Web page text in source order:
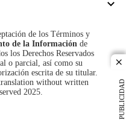
PUBLICIDAD
de los Términos y
de la Información de
los Derechos Reservados
o parcial, así como su
escrita de su titular.
without written
2025.